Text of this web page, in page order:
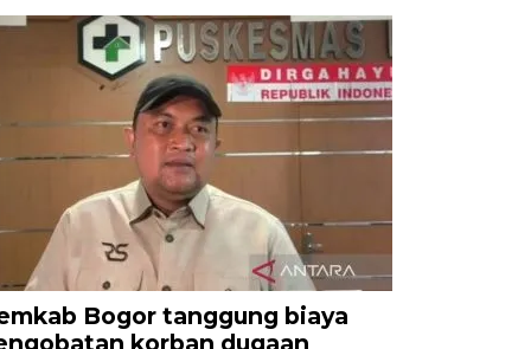
Bogor tanggung biaya
korban dugaan